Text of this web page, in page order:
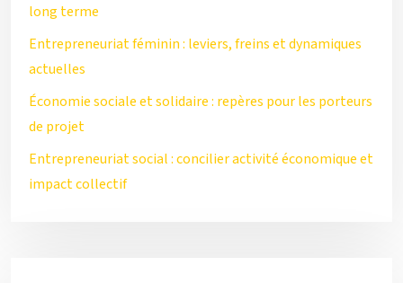
long terme
Entrepreneuriat féminin : leviers, freins et dynamiques
actuelles
Économie sociale et solidaire : repères pour les porteurs
de projet
Entrepreneuriat social : concilier activité économique et
impact collectif